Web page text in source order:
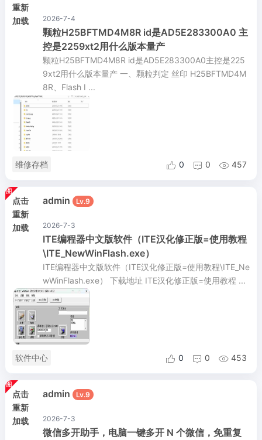
重新
加载
2026-7-4
颗粒H25BFTMD4M8R id是AD5E283300A0 主
控是2259xt2用什么版本量产
颗粒H25BFTMD4M8R id是AD5E283300A0主控是225
9xt2用什么版本量产 一、颗粒判定 丝印 H25BFTMD4M
8R、Flash I ...
维修存档  0  0  457
点击
重新
加载
admin Lv.9
2026-7-3
ITE编程器中文版软件（ITE汉化修正版=使用教程
\ITE_NewWinFlash.exe）
ITE编程器中文版软件（ITE汉化修正版=使用教程\ITE_Ne
wWinFlash.exe） 下载地址 ITE汉化修正版=使用教程 ...
软件中心  0  0  453
点击
重新
加载
admin Lv.9
2026-7-3
微信多开助手，电脑一键多开 N 个微信，免重复